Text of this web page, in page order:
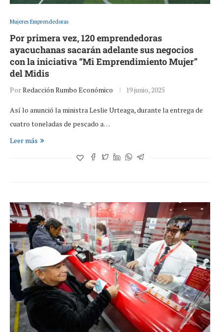
Mujeres Emprendedoras
Por primera vez, 120 emprendedoras
ayacuchanas sacarán adelante sus negocios
con la iniciativa “Mi Emprendimiento Mujer”
del Midis
PorRedacción Rumbo Económico 19 junio, 2025
Así lo anunció la ministra Leslie Urteaga, durante la entrega de
cuatro toneladas de pescado a…
Leer más